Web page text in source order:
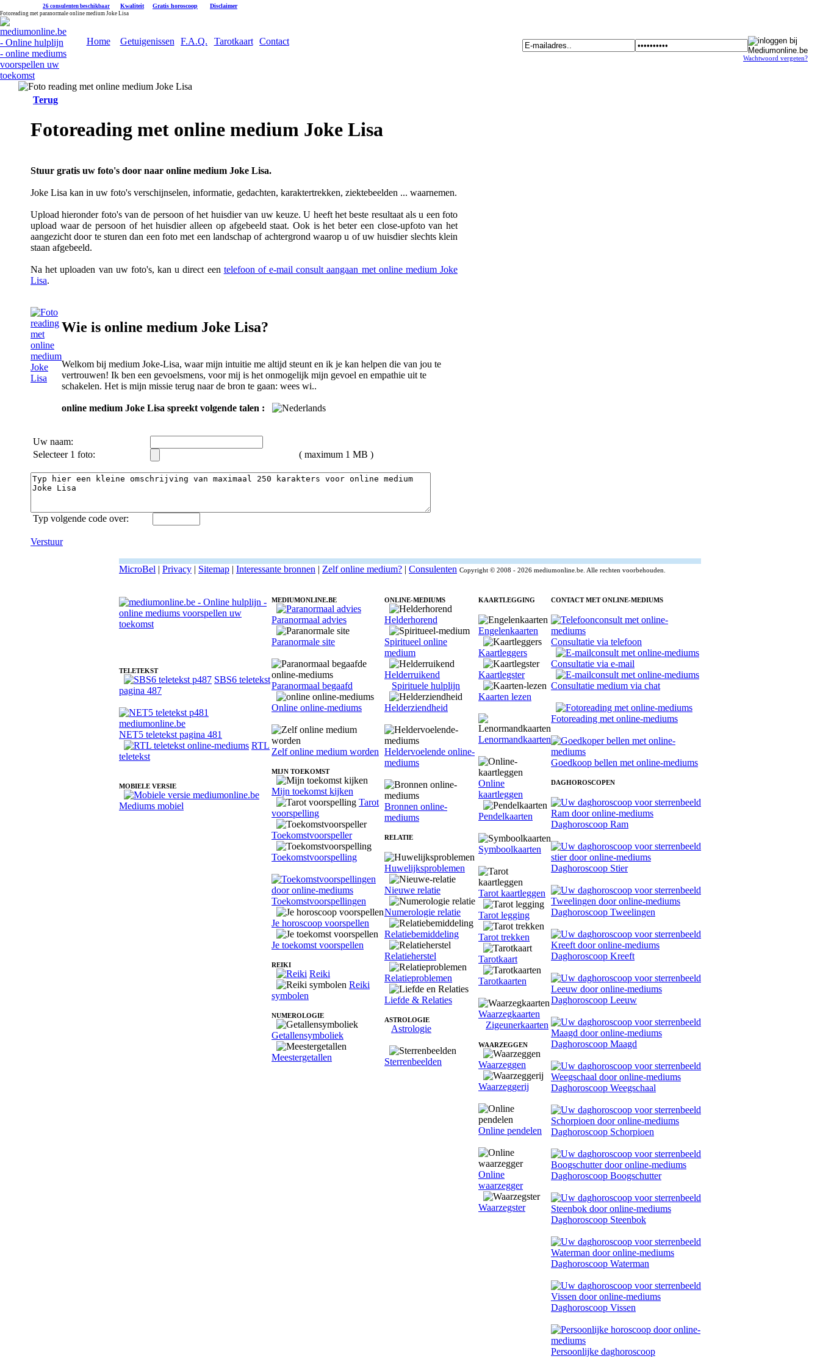
26 consulenten beschikbaar Kwaliteit Gratis horoscoop Disclaimer
Fotoreading met paranormale online medium Joke Lisa
Home Getuigenissen F.A.Q. Tarotkaart Contact
Wachtwoord vergeten?
Terug
Fotoreading met online medium Joke Lisa
Stuur gratis uw foto's door naar online medium Joke Lisa.
Joke Lisa kan in uw foto's verschijnselen, informatie, gedachten, karaktertrekken, ziektebeelden ... waarnemen.
Upload hieronder foto's van de persoon of het huisdier van uw keuze. U heeft het beste resultaat als u een foto
upload waar de persoon of het huisdier alleen op afgebeeld staat. Ook is het beter een close-upfoto van het
aangezicht door te sturen dan een foto met een landschap of achtergrond waarop u of uw huisdier slechts klein
staan afgebeeld.
Na het uploaden van uw foto's, kan u direct een telefoon of e-mail consult aangaan met online medium Joke
Lisa.
Wie is online medium Joke Lisa?
Welkom bij medium Joke-Lisa, waar mijn intuitie me altijd steunt en ik je kan helpen die van jou te
vertrouwen! Ik ben een gevoelsmens, voor mij is het onmogelijk mijn gevoel en empathie uit te
schakelen. Het is mijn missie terug naar de bron te gaan: wees wi..
online medium Joke Lisa spreekt volgende talen :
Uw naam:
Selecteer 1 foto:
( maximum 1 MB )
Typ volgende code over:
Verstuur
MicroBel | Privacy | Sitemap | Interessante bronnen | Zelf online medium? | Consulenten Copyright © 2008 - 2026 mediumonline.be. Alle rechten voorbehouden.
TELETEKST
SBS6 teletekst
pagina 487
NET5 teletekst pagina 481
RTL
teletekst
MOBIELE VERSIE
Mediums mobiel
MEDIUMONLINE.BE
Paranormaal advies
Paranormale site
Paranormaal begaafd
Online online-mediums
Zelf online medium worden
MIJN TOEKOMST
Mijn toekomst kijken
Tarot
voorspelling
Toekomstvoorspeller
Toekomstvoorspelling
Toekomstvoorspellingen
Je horoscoop voorspellen
Je toekomst voorspellen
REIKI
Reiki
Reiki
symbolen
NUMEROLOGIE
Getallensymboliek
Meestergetallen
ONLINE-MEDIUMS
Helderhorend
Spiritueel online
medium
Helderruikend
Spirituele hulplijn
Helderziendheid
Heldervoelende online-
mediums
Bronnen online-
mediums
RELATIE
Huwelijksproblemen
Nieuwe relatie
Numerologie relatie
Relatiebemiddeling
Relatieherstel
Relatieproblemen
Liefde & Relaties
ASTROLOGIE
Astrologie
Sterrenbeelden
KAARTLEGGING
Engelenkaarten
Kaartleggers
Kaartlegster
Kaarten lezen
Lenormandkaarten
Online
kaartleggen
Pendelkaarten
Symboolkaarten
Tarot kaartleggen
Tarot legging
Tarot trekken
Tarotkaart
Tarotkaarten
Waarzegkaarten
Zigeunerkaarten
WAARZEGGEN
Waarzeggen
Waarzeggerij
Online pendelen
Online
waarzegger
Waarzegster
CONTACT MET ONLINE-MEDIUMS
Consultatie via telefoon
Consultatie via e-mail
Consultatie medium via chat
Fotoreading met online-mediums
Goedkoop bellen met online-mediums
DAGHOROSCOPEN
Daghoroscoop Ram
Daghoroscoop Stier
Daghoroscoop Tweelingen
Daghoroscoop Kreeft
Daghoroscoop Leeuw
Daghoroscoop Maagd
Daghoroscoop Weegschaal
Daghoroscoop Schorpioen
Daghoroscoop Boogschutter
Daghoroscoop Steenbok
Daghoroscoop Waterman
Daghoroscoop Vissen
Persoonlijke daghoroscoop